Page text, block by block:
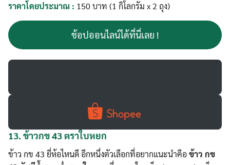
ราคาโดยประมาณ : 150 บาท (1 กิโลกรัม x 2 ถุง)
ช้อปออนไลน์ได้ที่นี่เลย !
13. ข้าวกข 43 ตราใบหยก
ข้าว กข 43 ยี่ห้อไหนดี อีกหนึ่งตัวเลือกที่อยากแนะนำคือข้าว กข